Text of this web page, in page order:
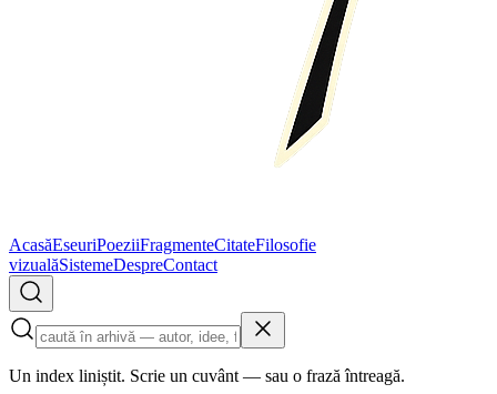
AcasăEseuriPoeziiFragmenteCitateFilosofie
vizualăSistemeDespreContact
Un index liniștit. Scrie un cuvânt — sau o frază întreagă.